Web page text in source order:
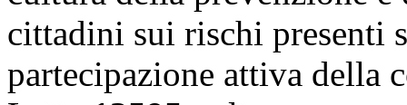
cittadini sui rischi presenti
partecipazione attiva